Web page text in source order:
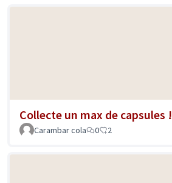
Collecte un max de capsules !
Carambar cola
0 2